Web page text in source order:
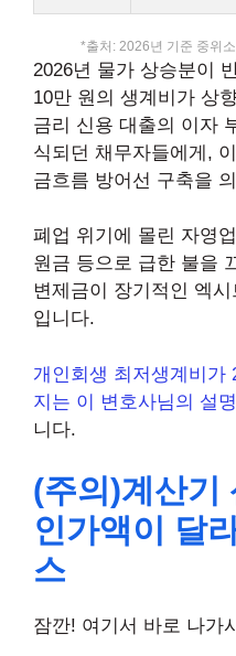
*출처: 2026년 기준 중위
2026년 물가 상승분이
10만 원의 생계비가 상
금리 신용 대출의 이자
식되던 채무자들에게,
금흐름 방어선 구축을
폐업 위기에 몰린 자영
원금 등으로 급한 불을
변제금이 장기적인 엑
입니다.
개인회생 최저생계비가
지는 이 변호사님의 설명
니다.
(주의)계산기
인가액이 달
스
잠깐! 여기서 바로 나가